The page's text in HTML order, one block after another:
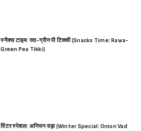
स्नैक्स टाइम: रवा-ग्रीन पी टिक्की (Snacks Time: Rawa-
Green Pea Tikki)
विंटर स्पेशल: अनियन वड़ा (Winter Special: Onion Vad